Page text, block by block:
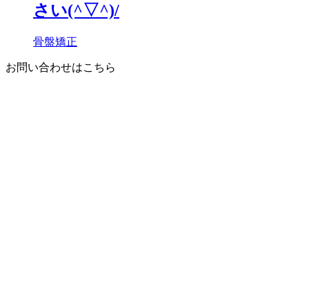
さい(^▽^)/
骨盤矯正
お問い合わせはこちら